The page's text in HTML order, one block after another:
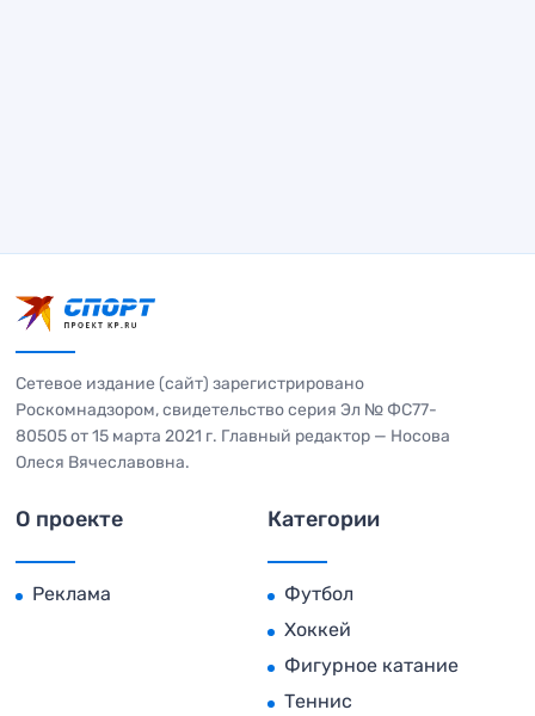
Сетевое издание (сайт) зарегистрировано
Роскомнадзором, свидетельство серия Эл № ФС77-
80505 от 15 марта 2021 г. Главный редактор — Носова
Олеся Вячеславовна.
О проекте
Реклама
Категории
Футбол
Хоккей
Фигурное катание
Теннис